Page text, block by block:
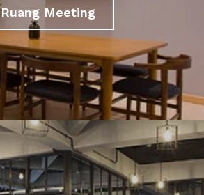
Ruang Meeting